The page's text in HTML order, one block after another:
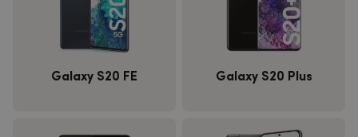
Galaxy S20 FE Galaxy S20 Plus